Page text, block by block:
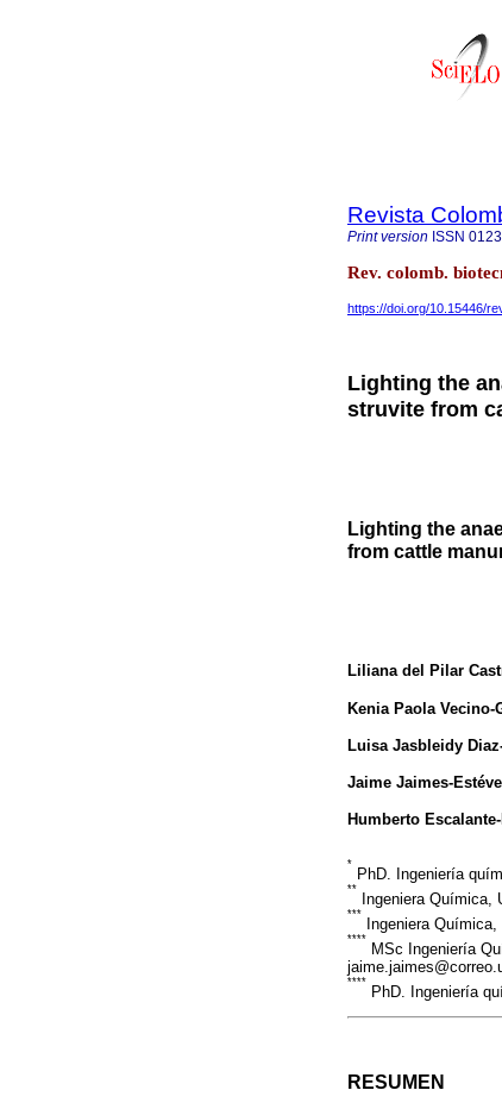
Revista
Print version ISSN
Rev. colomb.
https://doi.org/10.15446/
Lighting the
struvite from
Lighting the
from cattle
Liliana del Pilar
Kenia Paola Vecino-
Luisa Jasbleidy
Jaime Jaimes-
Humberto
*
PhD. Ingeniería
**
Ingeniera Química,
***
Ingeniera
****
MSc Ingeniería
****
PhD. Ingeniería
RESUMEN